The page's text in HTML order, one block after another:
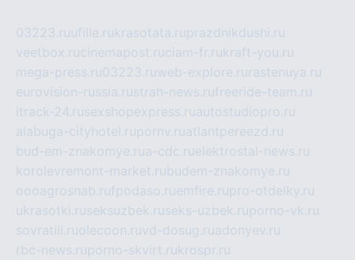
03223.ruufille.rukrasotata.ruprazdnikdushi.ru
veetbox.rucinemapost.ruciam-fr.rukraft-you.ru
mega-press.ru03223.ruweb-explore.ru rastenuya.ru
eurovision-russia.rustrah-news.rufreeride-team.ru
itrack-24.rusexshopexpress.ruautostudiopro.ru
alabuga-cityhotel.rupornv.ruatlantpereezd.ru
bud-em-znakomye.rua-cdc.ruelektrostal-news.ru
korolevremont-market.rubudem-znakomye.ru
oooagrosnab.rufpodaso.ruemfire.rupro-otdelky.ru
ukrasotki.ruseksuzbek.ruseks-uzbek.ruporno-vk.ru
sovratili.ruolecoon.ruvd-dosug.ruadonyev.ru
rbc-news.ruporno-skvirt.rukrospr.ru